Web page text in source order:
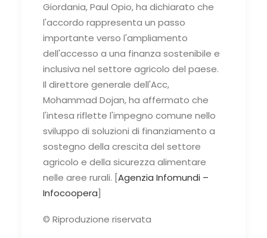
Giordania, Paul Opio, ha dichiarato che
l'accordo rappresenta un passo
importante verso l'ampliamento
dell'accesso a una finanza sostenibile e
inclusiva nel settore agricolo del paese.
Il direttore generale dell'Acc,
Mohammad Dojan, ha affermato che
l'intesa riflette l'impegno comune nello
sviluppo di soluzioni di finanziamento a
sostegno della crescita del settore
agricolo e della sicurezza alimentare
nelle aree rurali. [Agenzia Infomundi –
Infocoopera]
© Riproduzione riservata